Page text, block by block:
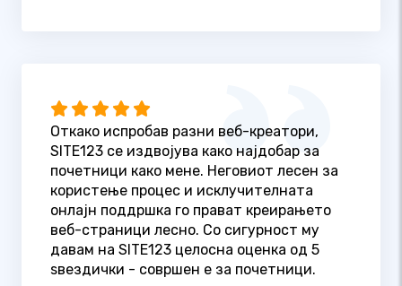
Откако испробав разни веб-креатори,
SITE123 се издвојува како најдобар за
почетници како мене. Неговиот лесен за
користење процес и исклучителната
онлајн поддршка го прават креирањето
веб-страници лесно. Со сигурност му
давам на SITE123 целосна оценка од 5
ѕвездички - совршен е за почетници.